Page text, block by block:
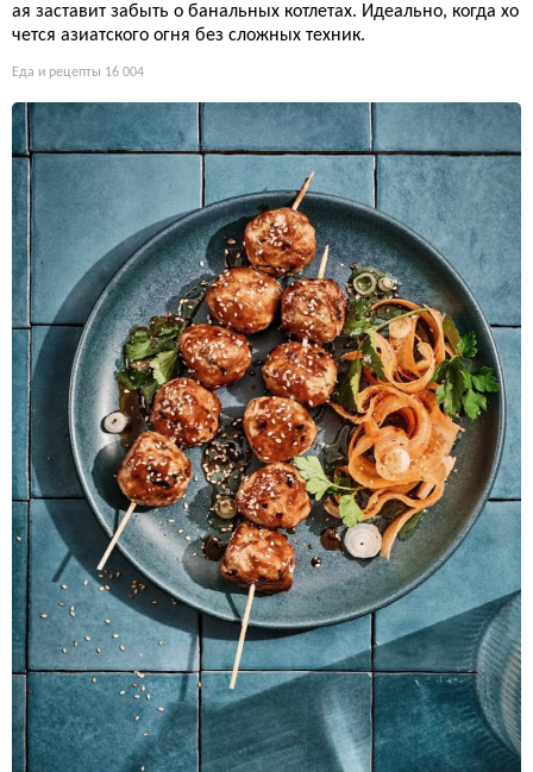
ая заставит забыть о банальных котлетах. Идеально, когда хо
чется азиатского огня без сложных техник.
Еда и рецепты 16 004